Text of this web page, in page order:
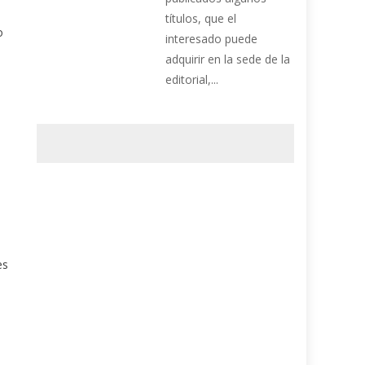
títulos, que el
interesado puede
adquirir en la sede de la
editorial,...